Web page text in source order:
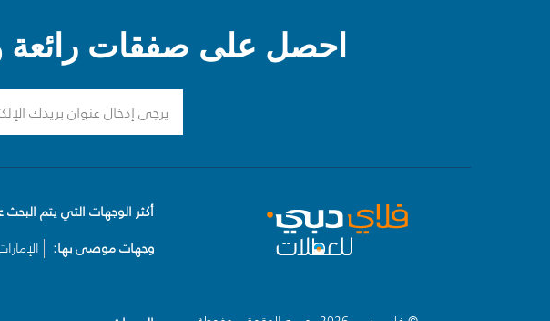
احصل على صفقات
أكثر الوجهات التي يتم البحث
وجهات موصى بها: